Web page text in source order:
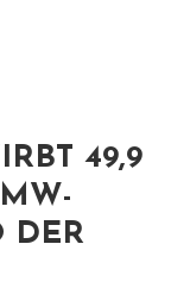
49,9
DER